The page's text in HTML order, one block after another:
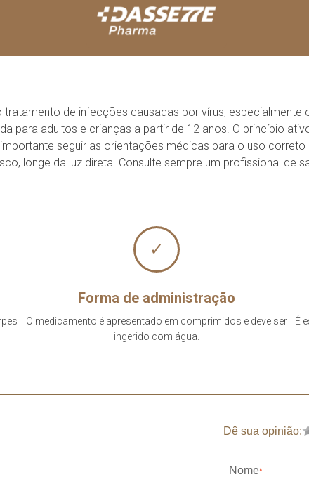
de infecções causadas por vírus, especialmente
para adultos e crianças a partir de 12 anos. O princípio
seguir as orientações médicas para o uso
longe da luz direta. Consulte sempre um profissional de
✓
Forma de administração
O medicamento é apresentado em comprimidos e deve ser
ingerido com água.
É
Dê sua opinião:
Nome